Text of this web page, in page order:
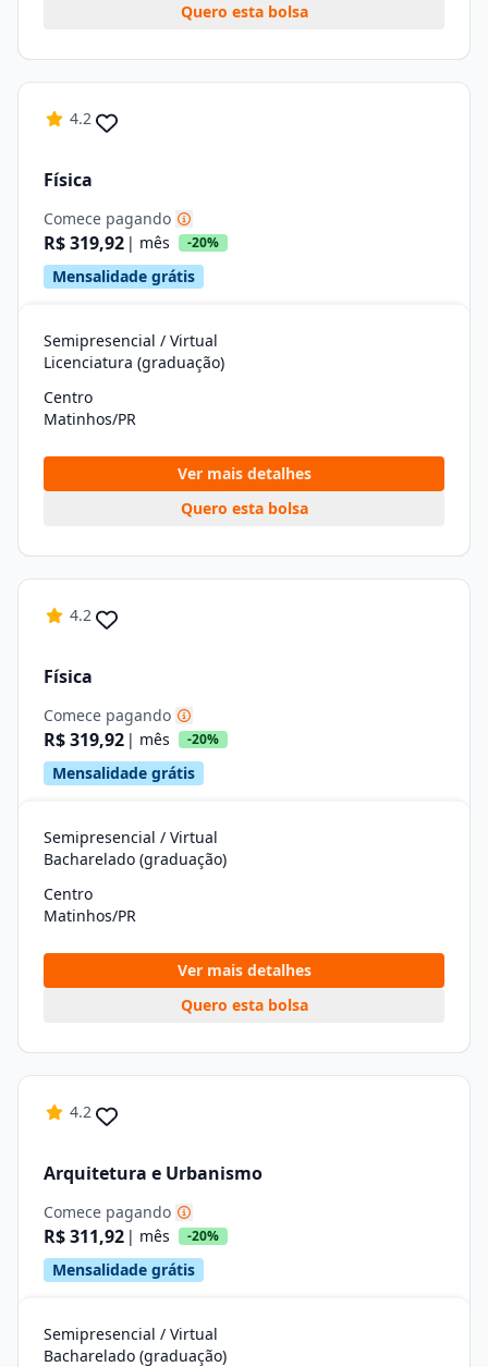
Quero esta bolsa
4.2
Física
Comece pagando
R$ 319,92 | mês -20%
Mensalidade grátis
Semipresencial / Virtual
Licenciatura (graduação)
Centro
Matinhos/PR
Ver mais detalhes
Quero esta bolsa
4.2
Física
Comece pagando
R$ 319,92 | mês -20%
Mensalidade grátis
Semipresencial / Virtual
Bacharelado (graduação)
Centro
Matinhos/PR
Ver mais detalhes
Quero esta bolsa
4.2
Arquitetura e Urbanismo
Comece pagando
R$ 311,92 | mês -20%
Mensalidade grátis
Semipresencial / Virtual
Bacharelado (graduação)